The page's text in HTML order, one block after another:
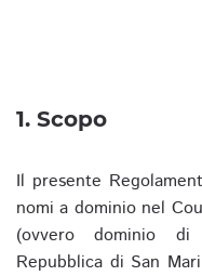
1. Scopo
Il presente
nomi a dominio nel
(ovvero dominio
Repubblica di San